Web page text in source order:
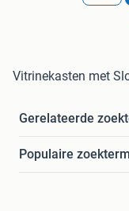
Vitrinekasten met
Gerelateerde
Populaire